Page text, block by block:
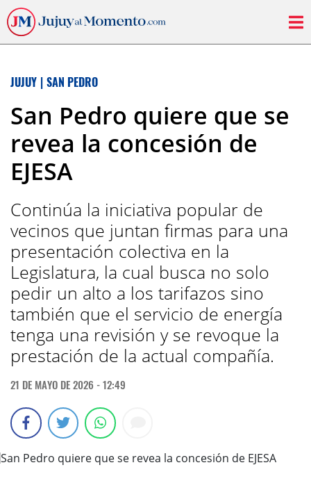
JUJUY | SAN PEDRO
San Pedro quiere que se
revea la concesión de
EJESA
Continúa la iniciativa popular de
vecinos que juntan firmas para una
presentación colectiva en la
Legislatura, la cual busca no solo
pedir un alto a los tarifazos sino
también que el servicio de energía
tenga una revisión y se revoque la
prestación de la actual compañía.
21 DE MAYO DE 2026 - 12:49